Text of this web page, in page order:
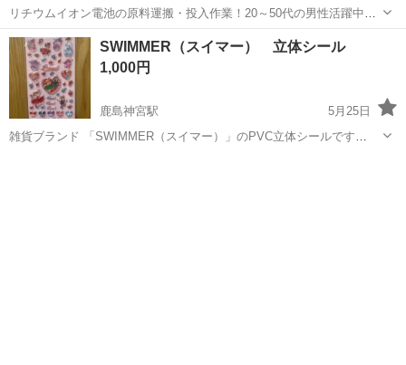
リチウムイオン電池の原料運搬・投入作業！20～50代の男性活躍中★
ワンルーム寮完備！赴任旅費会社負担！年間休日130日★フォークリフ
ト免許お持ちの方、活躍中！就業先食堂利用可★《神奈川県相模原
市》 人気の工場のお仕事 ◇電...
神奈川 相模原市 南橋本駅 その他
SWIMMER（スイマー） 立体シール
1,000円
鹿島神宮駅
5月25日
雑貨ブランド 「SWIMMER（スイマー）」のPVC立体シールです